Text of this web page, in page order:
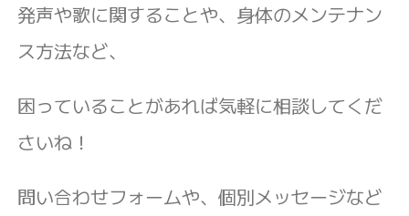
発声や歌に関することや、身体のメンテナン
ス方法など、
困っていることがあれば気軽に相談してくだ
さいね！
問い合わせフォームや、個別メッセージなど